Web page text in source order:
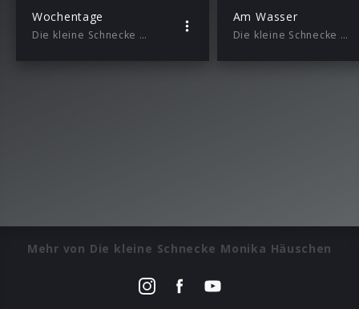
Wochentage
Die kleine Schnecke Monika Häuschen
Am Wasser
Die kleine Schnecke Monika Häuschen
Mehr von Die kleine Schnecke Monika Häuschen